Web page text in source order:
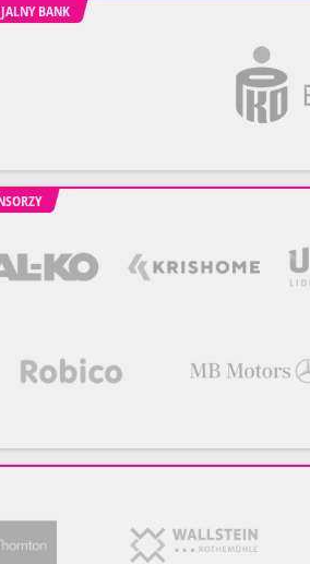
BANK